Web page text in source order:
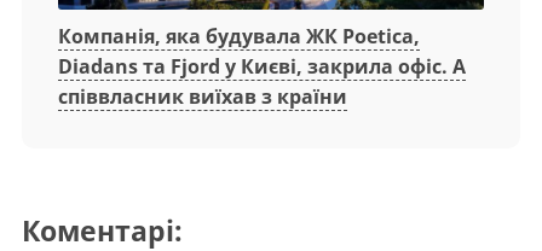
Компанія, яка будувала ЖК Poetica,
Diadans та Fjord у Києві, закрила офіс. А
співвласник виїхав з країни
Коментарі: